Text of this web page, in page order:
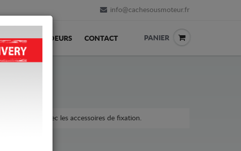
info@cachesousmoteur.fr
REVENDEURS CONTACT PANIER
livré avec les accessoires de fixation.